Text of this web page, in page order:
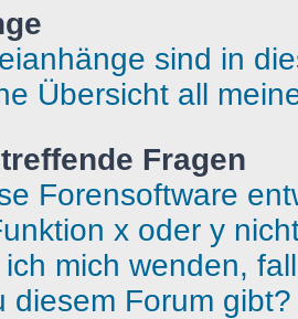
sind in
Übersicht all
Fragen
Forensoftware
x oder y
mich wenden,
diesem Forum gibt?